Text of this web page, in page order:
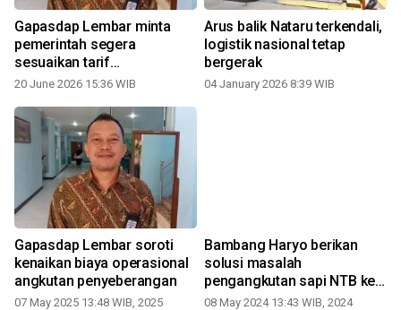
Gapasdap Lembar minta
pemerintah segera
sesuaikan tarif
penyeberangan
20 June 2026 15:36 WIB
Arus balik Nataru terkendali,
logistik nasional tetap
bergerak
04 January 2026 8:39 WIB
Gapasdap Lembar soroti
kenaikan biaya operasional
angkutan penyeberangan
07 May 2025 13:48 WIB, 2025
Bambang Haryo berikan
solusi masalah
pengangkutan sapi NTB ke
Jawa
08 May 2024 13:43 WIB, 2024